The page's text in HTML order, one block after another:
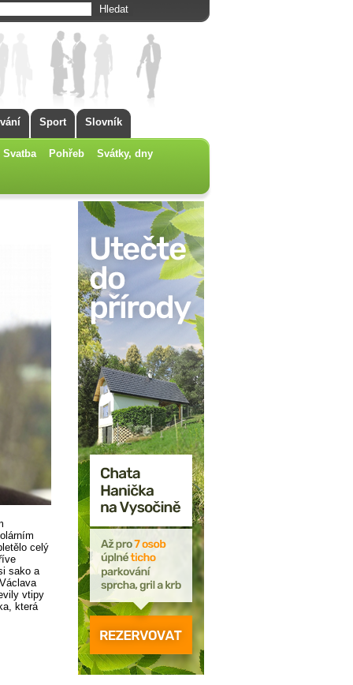
Sport Slovník
Svatba Pohřeb Svátky, dny
celý
sako a
vtipy
která